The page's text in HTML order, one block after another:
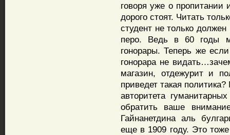
говоря уже о пропитании
дорого стоят. Читать
студент не только
перо. Ведь в 60 годы
гонорары. Теперь же
гонорара не
магазин, отдежурит и
приведет такая
авторитета
обратить ваше
Гайнанетдина аль
еще в 1909 году. Это